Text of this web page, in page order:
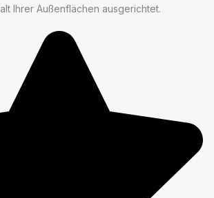
Ihrer Außenflächen ausgerichtet.